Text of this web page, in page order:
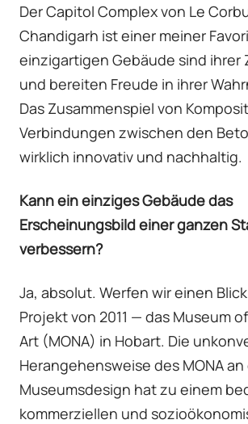
Der Capitol Complex von Le
Chandigarh ist einer meiner
einzigartigen Gebäude sind ihrer
und bereiten Freude in ihrer
Das Zusammenspiel von
Verbindungen zwischen den
wirklich innovativ und nachhaltig.
Kann ein einziges Gebäude das
Erscheinungsbild einer ganzen
verbessern?
Ja, absolut. Werfen wir einen
Projekt von 2011 — das Museum
Art (MONA) in Hobart. Die
Herangehensweise des MONA an
Museumsdesign hat zu einem
kommerziellen und